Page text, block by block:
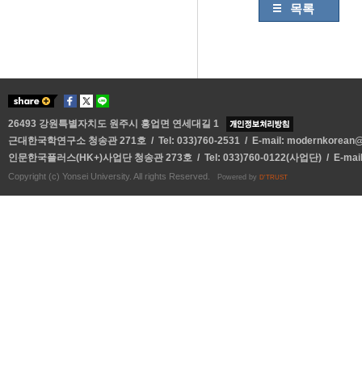
목록
26493 강원특별자치도 원주시 흥업면 연세대길 1
근대한국학연구소 청송관 271호 / Tel: 033)760-2531 / E-mail:
인문한국플러스(HK+)사업단 청송관 273호 / Tel: 033)760-0122(사업단) / E-
Copyright (c) Yonsei University. All rights Reserved. Powered by D'TRUST